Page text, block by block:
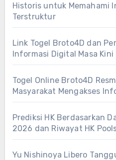
Historis untuk Memahami
Terstruktur
Link Togel Broto4D dan
Informasi Digital Masa Kini
Togel Online Broto4D
Masyarakat Mengakses
Prediksi HK Berdasarkan
2026 dan Riwayat HK
Yu Nishinoya Libero